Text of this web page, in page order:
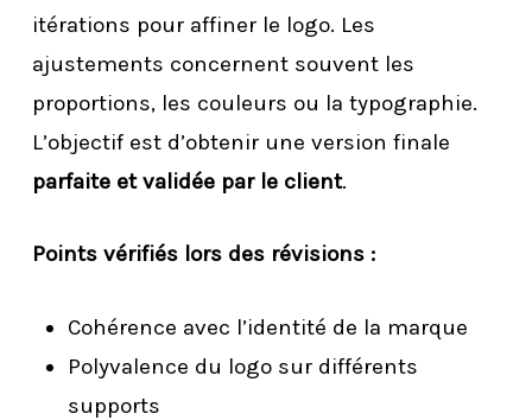
itérations pour affiner le logo. Les
ajustements concernent souvent les
proportions, les couleurs ou la typographie.
L’objectif est d’obtenir une version finale
parfaite et validée par le client.
Points vérifiés lors des révisions :
Cohérence avec l’identité de la marque
Polyvalence du logo sur différents
supports